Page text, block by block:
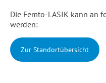
Die Femto-LASIK kann an
werden:
Zur Standortübersicht